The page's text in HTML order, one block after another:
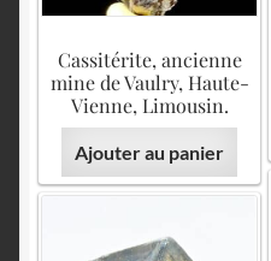
Cassitérite, ancienne
mine de Vaulry, Haute-
Vienne, Limousin.
Ajouter au panier